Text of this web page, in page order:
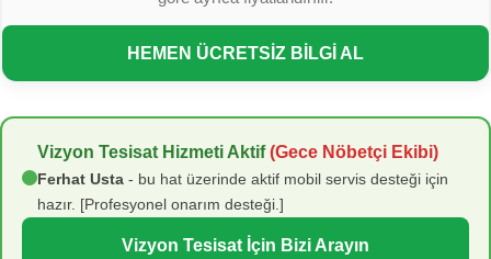
HEMEN ÜCRETSİZ BİLGİ AL
Vizyon Tesisat Hizmeti Aktif(Gece Nöbetçi Ekibi)
Ferhat Usta - bu hat üzerinde aktif mobil servis desteği için
hazır. [Profesyonel onarım desteği.]
Vizyon Tesisat İçin Bizi Arayın